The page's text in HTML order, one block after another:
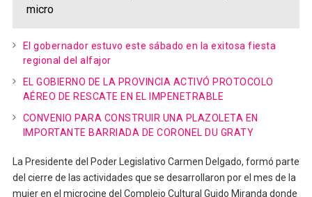
micro
El gobernador estuvo este sábado en la exitosa fiesta
regional del alfajor
EL GOBIERNO DE LA PROVINCIA ACTIVÓ PROTOCOLO
AÉREO DE RESCATE EN EL IMPENETRABLE
CONVENIO PARA CONSTRUIR UNA PLAZOLETA EN
IMPORTANTE BARRIADA DE CORONEL DU GRATY
La Presidente del Poder Legislativo Carmen Delgado, formó parte
del cierre de las actividades que se desarrollaron por el mes de la
mujer en el microcine del Complejo Cultural Guido Miranda donde